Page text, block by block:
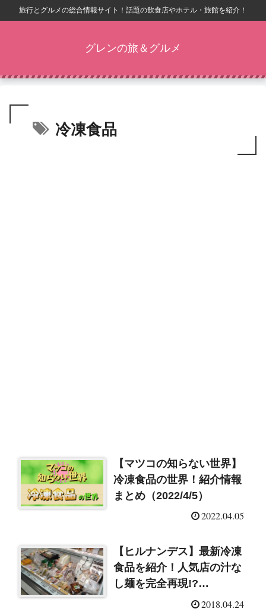
旅行とグルメの総合情報サイト！話題の飲食店やホテル・旅館を紹介！
グレンの旅＆グルメ
冷凍食品
【マツコの知らない世界】
冷凍食品の世界！紹介情報
まとめ（2022/4/5）
2022.04.05
【ヒルナンデス】最新冷凍
食品を紹介！人気店の汁な
し麺を完全再現!?
2018.04.24